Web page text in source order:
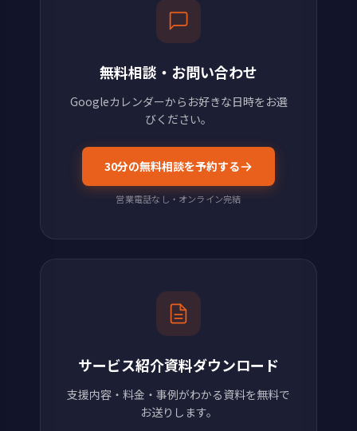
無料相談・お問い合わせ
Googleカレンダーからお好きな日時をお選
びください。
30分の無料相談を予約する
営業電話なし・オンライン完結
サービス紹介資料ダウンロード
支援内容・料金・事例がわかる資料を無料で
お送りします。